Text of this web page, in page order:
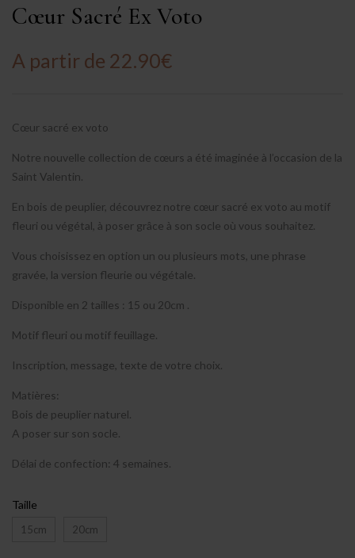
Cœur Sacré Ex Voto
A partir de 22.90€
Cœur sacré ex voto
Notre nouvelle collection de cœurs a été imaginée à l’occasion de la
Saint Valentin.
En bois de peuplier, découvrez notre cœur sacré ex voto au motif
fleuri ou végétal, à poser grâce à son socle où vous souhaitez.
Vous choisissez en option un ou plusieurs mots, une phrase
gravée, la version fleurie ou végétale.
Disponible en 2 tailles : 15 ou 20cm .
Motif fleuri ou motif feuillage.
Inscription, message, texte de votre choix.
Matières:
Bois de peuplier naturel.
A poser sur son socle.
Délai de confection: 4 semaines.
Taille
15cm 20cm